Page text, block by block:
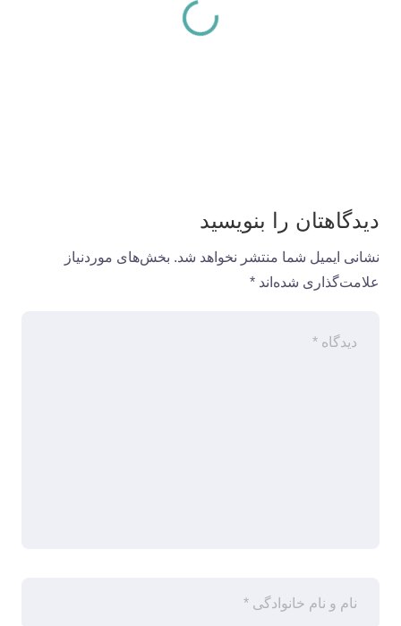
دیدگاهتان را بنویسید
نشانی ایمیل شما منتشر نخواهد شد. بخش‌های موردنیاز
علامت‌گذاری شده‌اند *